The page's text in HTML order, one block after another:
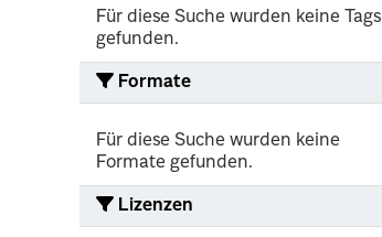
Für diese Suche wurden keine Tags
gefunden.
Formate
Für diese Suche wurden keine
Formate gefunden.
Lizenzen